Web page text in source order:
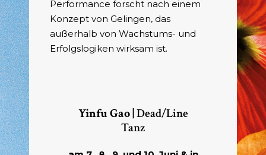
Performance forscht nach einem
Konzept von Gelingen, das
außerhalb von Wachstums- und
Erfolgslogiken wirksam ist.
Yinfu Gao |Dead/Line
Tanz